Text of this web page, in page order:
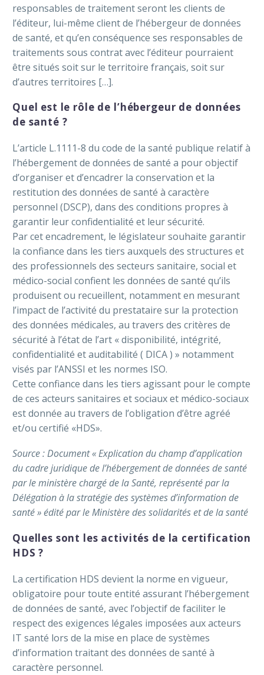
responsables de traitement seront les clients de
l’éditeur, lui-même client de l’hébergeur de données
de santé, et qu’en conséquence ses responsables de
traitements sous contrat avec l’éditeur pourraient
être situés soit sur le territoire français, soit sur
d’autres territoires […].
Quel est le rôle de l’hébergeur de données
de santé ?
L’article L.1111-8 du code de la santé publique relatif à
l’hébergement de données de santé a pour objectif
d’organiser et d’encadrer la conservation et la
restitution des données de santé à caractère
personnel (DSCP), dans des conditions propres à
garantir leur confidentialité et leur sécurité.
Par cet encadrement, le législateur souhaite garantir
la confiance dans les tiers auxquels des structures et
des professionnels des secteurs sanitaire, social et
médico-social confient les données de santé qu’ils
produisent ou recueillent, notamment en mesurant
l’impact de l’activité du prestataire sur la protection
des données médicales, au travers des critères de
sécurité à l’état de l’art « disponibilité, intégrité,
confidentialité et auditabilité ( DICA ) » notamment
visés par l’ANSSI et les normes ISO.
Cette confiance dans les tiers agissant pour le compte
de ces acteurs sanitaires et sociaux et médico-sociaux
est donnée au travers de l’obligation d’être agréé
et/ou certifié «HDS».
Source : Document « Explication du champ d’application
du cadre juridique de l’hébergement de données de santé
par le ministère chargé de la Santé, représenté par la
Délégation à la stratégie des systèmes d’information de
santé » édité par le Ministère des solidarités et de la santé
Quelles sont les activités de la certification
HDS ?
La certification HDS devient la norme en vigueur,
obligatoire pour toute entité assurant l’hébergement
de données de santé, avec l’objectif de faciliter le
respect des exigences légales imposées aux acteurs
IT santé lors de la mise en place de systèmes
d’information traitant des données de santé à
caractère personnel.